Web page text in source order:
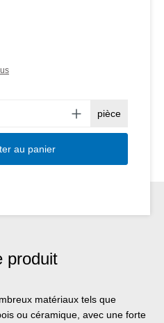
pièce
au panier
produit
matériaux tels que
ou céramique, avec une forte